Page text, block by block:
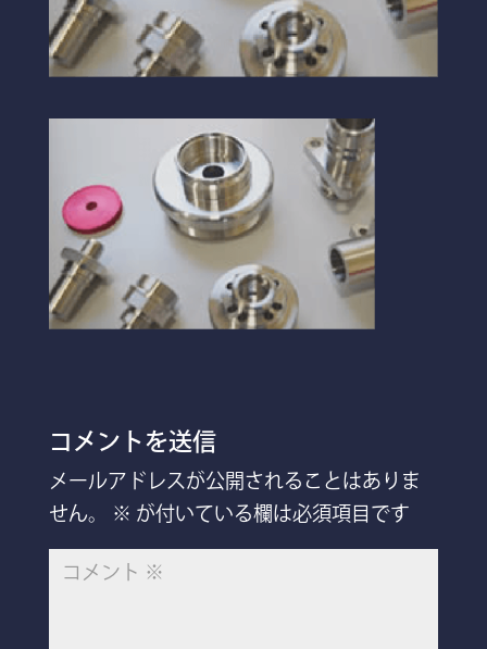
コメントを送信
メールアドレスが公開されることはありま
せん。
※ が付いている欄は必須項目です